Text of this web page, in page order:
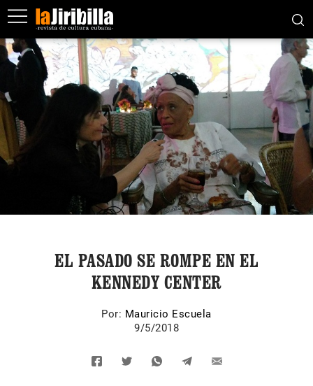
EL PASADO SE ROMPE EN EL
KENNEDY CENTER
Por: Mauricio Escuela
9/5/2018